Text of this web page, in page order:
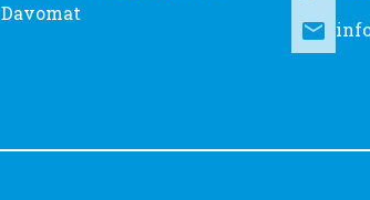
Davomat